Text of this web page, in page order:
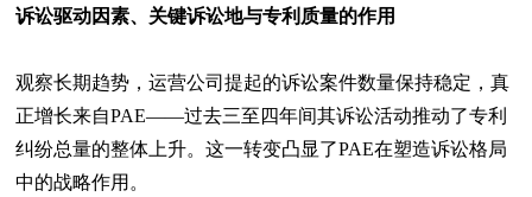
诉讼驱动因素、关键诉讼地与专利质量的作用
观察长期趋势，运营公司提起的诉讼案件数量保持稳定，真
正增长来自PAE——过去三至四年间其诉讼活动推动了专利
纠纷总量的整体上升。这一转变凸显了PAE在塑造诉讼格局
中的战略作用。